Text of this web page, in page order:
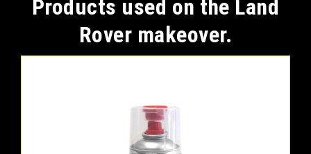
Products used on the Land
Rover makeover.